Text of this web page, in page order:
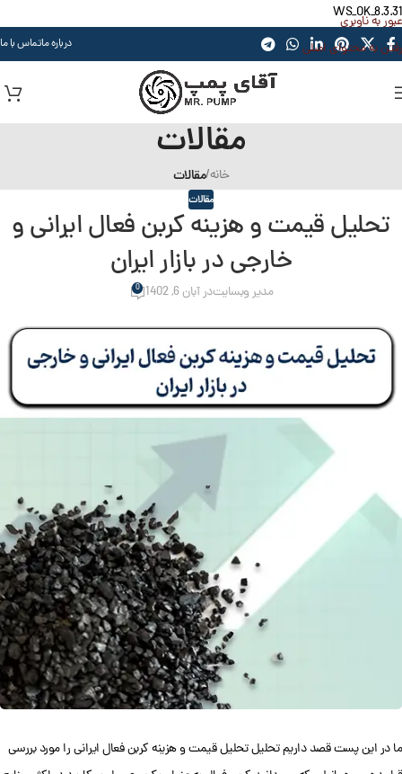
WS_OK_8.3.31
عبور به ناوبری
رفتن به محتوای اصلی
درباره ماتماس با ما
مقالات
خانه/مقالات
مقالات
تحلیل قیمت و هزینه کربن فعال ایرانی و
خارجی در بازار ایران
مدیر وبسایتدر آبان 6, 1402 0
ما در این پست قصد داریم تحلیل تحلیل قیمت و هزینه کربن فعال ایرانی را مورد بررسی